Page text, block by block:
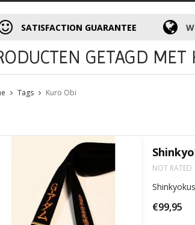
SATISFACTION GUARANTEE
GETAGD MET
Tags Kuro Obi
NOT RATED
€99,95